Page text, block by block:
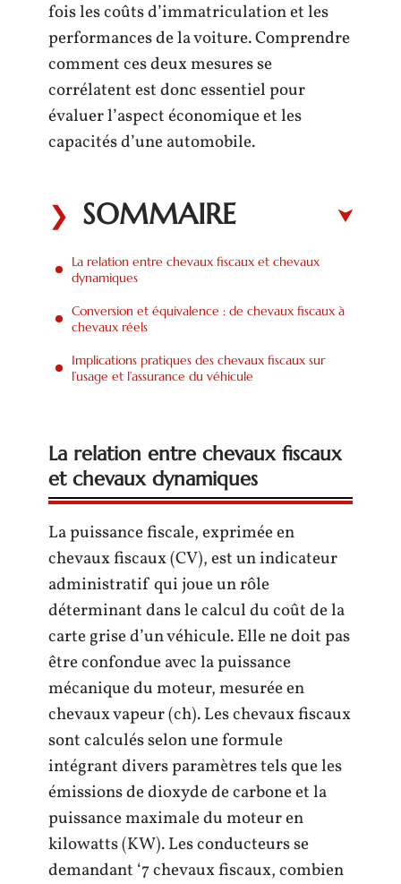
fois les coûts d’immatriculation et les
performances de la voiture. Comprendre
comment ces deux mesures se
corrélatent est donc essentiel pour
évaluer l’aspect économique et les
capacités d’une automobile.
SOMMAIRE
La relation entre chevaux fiscaux et chevaux
dynamiques
Conversion et équivalence : de chevaux fiscaux à
chevaux réels
Implications pratiques des chevaux fiscaux sur
l’usage et l’assurance du véhicule
La relation entre chevaux fiscaux
et chevaux dynamiques
La puissance fiscale, exprimée en
chevaux fiscaux (CV), est un indicateur
administratif qui joue un rôle
déterminant dans le calcul du coût de la
carte grise d’un véhicule. Elle ne doit pas
être confondue avec la puissance
mécanique du moteur, mesurée en
chevaux vapeur (ch). Les chevaux fiscaux
sont calculés selon une formule
intégrant divers paramètres tels que les
émissions de dioxyde de carbone et la
puissance maximale du moteur en
kilowatts (KW). Les conducteurs se
demandant ‘7 chevaux fiscaux, combien